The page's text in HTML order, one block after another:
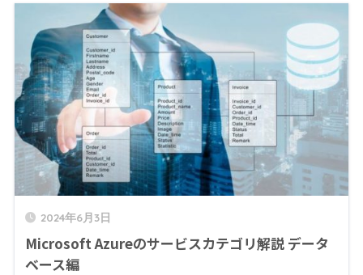
2024年6月3日
Microsoft Azureのサービスカテゴリ解説 データ
ベース編